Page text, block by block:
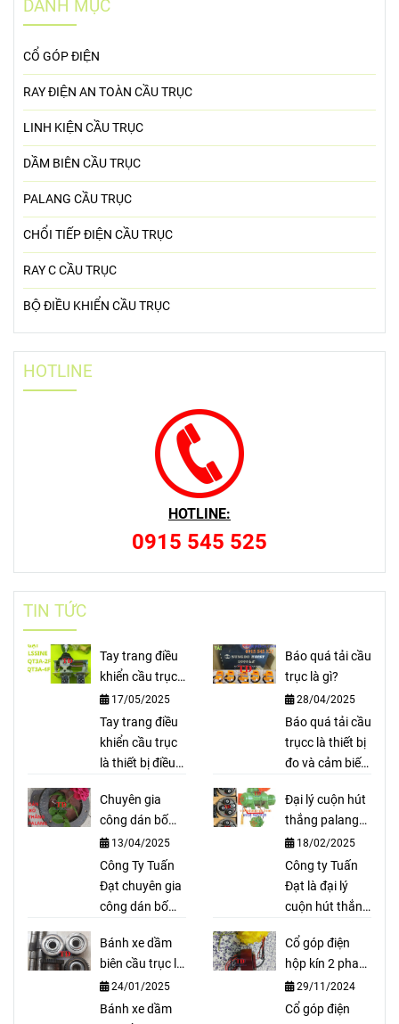
DANH MỤC
CỔ GÓP ĐIỆN
RAY ĐIỆN AN TOÀN CẦU TRỤC
LINH KIỆN CẦU TRỤC
DẦM BIÊN CẦU TRỤC
PALANG CẦU TRỤC
CHỔI TIẾP ĐIỆN CẦU TRỤC
RAY C CẦU TRỤC
BỘ ĐIỀU KHIỂN CẦU TRỤC
HOTLINE
HOTLINE:
0915 545 525
TIN TỨC
Tay trang điều
khiển cầu trục
là gì?
17/05/2025
Tay trang điều
khiển cầu trục
là thiết bị điều
qua dây dẫn
thường được
sử dụng cho
cầu trục trong
các nhà máy
đường, thuỷ
xe cầu ...
Báo quá tải cầu
trục là gì?
28/04/2025
Báo quá tải cầu
trụcc là thiết bị
đo và cảm biến
vệ palang tránh
quá tải và cảnh
báo cho người
dùng biết được.
Báo quá tải cầu
trục là thiết bị
cầu trục khỏi bị
quá tải.
Chuyên gia
công dán bố
thắng cầu trục
13/04/2025
Công Ty Tuấn
Đạt chuyên gia
công dán bố
theo yêu cầu
như bố palang,
bố coil, bố cong
cho thắng thuỷ
Đại lý cuộn hút
thắng palang
Fitop Đài Loan
18/02/2025
Công ty Tuấn
Đạt là đại lý
cuộn hút thắng
Đài Loan có giá
cả tốt nhất hiện
nay, tại đây có
đầy đủ các loại
Bánh xe dầm
biên cầu trục là
gì?24/01/2025
Bánh xe dầm
Cổ góp điện
hộp kín 2 pha
trục 25
29/11/2024
Cổ góp điện